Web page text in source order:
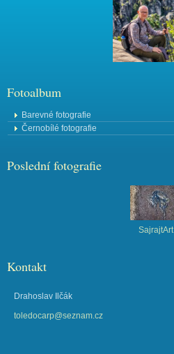
Fotoalbum
Barevné fotografie
Černobílé fotografie
Poslední fotografie
SajrajtArt
Kontakt
Drahoslav Ilčák
toledocarp@seznam.cz